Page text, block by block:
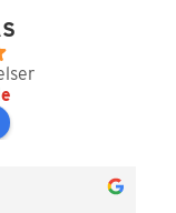
e